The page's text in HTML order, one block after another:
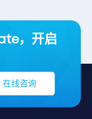
，开启
在线咨询